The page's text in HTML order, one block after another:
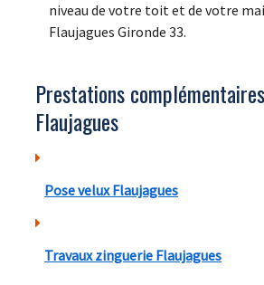
niveau de votre toit et de votre
Flaujagues Gironde 33.
Prestations
Flaujagues
Pose velux Flaujagues
Travaux zinguerie Flaujagues